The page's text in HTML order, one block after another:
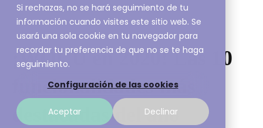
Si rechazas, no se hará seguimiento de tu
información cuando visites este sitio web. Se
usará una sola cookie en tu navegador para
recordar tu preferencia de que no se te haga
seguimiento.
Configuración de las cookies
Aceptar Declinar
¡WOCU en 2020! Las 10
funcionalidades más
destacadas del año